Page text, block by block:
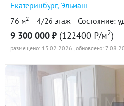
Екатеринбург, Эльмаш
76 м2 4/26 этаж Состояние:
9 300 000 ₽ (122400 ₽/м2)
размещено: 13.02.2026 , обновлено: